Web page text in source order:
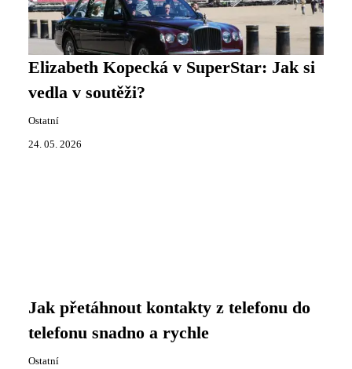
Elizabeth Kopecká v SuperStar: Jak si
vedla v soutěži?
Ostatní
24. 05. 2026
Jak přetáhnout kontakty z telefonu do
telefonu snadno a rychle
Ostatní